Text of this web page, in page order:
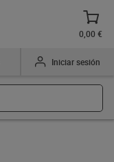
0,00 €
Iniciar sesión